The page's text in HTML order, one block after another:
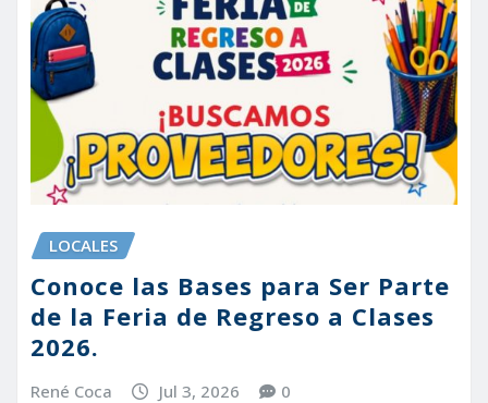
LOCALES
Conoce las Bases para Ser Parte
de la Feria de Regreso a Clases
2026.
René Coca Jul 3, 2026 0